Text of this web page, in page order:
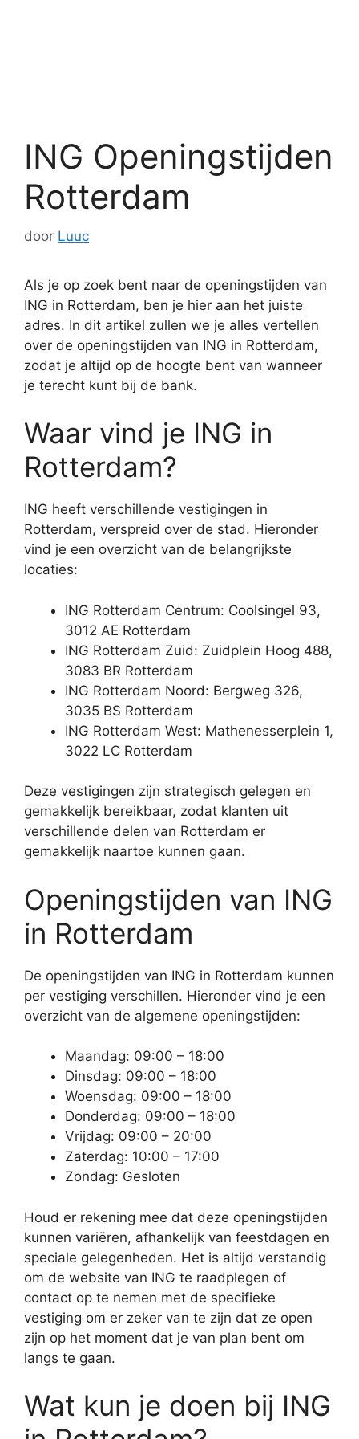
ING Openingstijden
Rotterdam
door Luuc
Als je op zoek bent naar de openingstijden van
ING in Rotterdam, ben je hier aan het juiste
adres. In dit artikel zullen we je alles vertellen
over de openingstijden van ING in Rotterdam,
zodat je altijd op de hoogte bent van wanneer
je terecht kunt bij de bank.
Waar vind je ING in
Rotterdam?
ING heeft verschillende vestigingen in
Rotterdam, verspreid over de stad. Hieronder
vind je een overzicht van de belangrijkste
locaties:
ING Rotterdam Centrum: Coolsingel 93,
3012 AE Rotterdam
ING Rotterdam Zuid: Zuidplein Hoog 488,
3083 BR Rotterdam
ING Rotterdam Noord: Bergweg 326,
3035 BS Rotterdam
ING Rotterdam West: Mathenesserplein 1,
3022 LC Rotterdam
Deze vestigingen zijn strategisch gelegen en
gemakkelijk bereikbaar, zodat klanten uit
verschillende delen van Rotterdam er
gemakkelijk naartoe kunnen gaan.
Openingstijden van ING
in Rotterdam
De openingstijden van ING in Rotterdam kunnen
per vestiging verschillen. Hieronder vind je een
overzicht van de algemene openingstijden:
Maandag: 09:00 – 18:00
Dinsdag: 09:00 – 18:00
Woensdag: 09:00 – 18:00
Donderdag: 09:00 – 18:00
Vrijdag: 09:00 – 20:00
Zaterdag: 10:00 – 17:00
Zondag: Gesloten
Houd er rekening mee dat deze openingstijden
kunnen variëren, afhankelijk van feestdagen en
speciale gelegenheden. Het is altijd verstandig
om de website van ING te raadplegen of
contact op te nemen met de specifieke
vestiging om er zeker van te zijn dat ze open
zijn op het moment dat je van plan bent om
langs te gaan.
Wat kun je doen bij ING